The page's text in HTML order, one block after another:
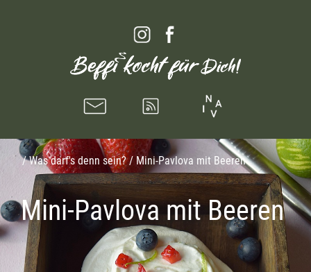
/Was darf's denn sein?/ Mini-Pavlova mit Beeren
Mini-Pavlova mit Beeren